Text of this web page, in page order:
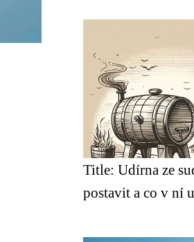
Title: Udírna ze
postavit a co v ní